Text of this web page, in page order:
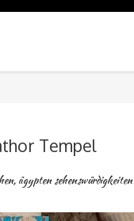
Tempel
, ägypten sehenswürdigkeiten